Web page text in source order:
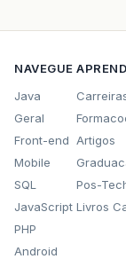
NAVEGUE
Java
Geral
Front-end
Mobile
SQL
JavaScript
PHP
Android
Artigos
Pos-
Livros